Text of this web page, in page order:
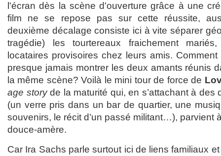
l'écran dès la scène d'ouverture grâce à une
film ne se repose pas sur cette réussite,
deuxième décalage consiste ici à vite séparer
tragédie) les tourtereaux fraichement
locataires provisoires chez leurs amis.
presque jamais montrer les deux amants réunis
la même scène? Voilà le mini tour de force de
age storyde la maturité qui, en s’attachant à des
(un verre pris dans un bar de quartier, une
souvenirs, le récit d’un passé militant…), parvient
douce-amère.
Car Ira Sachs parle surtout ici de liens familiaux